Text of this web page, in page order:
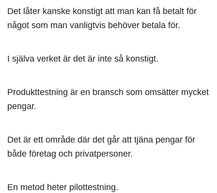
Det låter kanske konstigt att man kan få betalt för
något som man vanligtvis behöver betala för.
I själva verket är det är inte så konstigt.
Produkttestning är en bransch som omsätter mycket
pengar.
Det är ett område där det går att tjäna pengar för
både företag och privatpersoner.
En metod heter pilottestning.